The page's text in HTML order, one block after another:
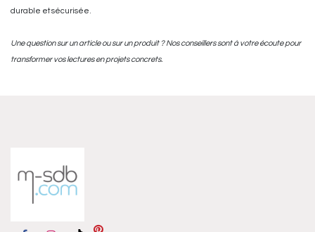
durable et sécurisée.
Une question sur un article ou sur un produit ? Nos conseillers sont à votre écoute pour
transformer vos lectures en projets concrets.